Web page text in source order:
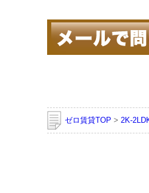
ゼロ賃貸TOP > 2K-